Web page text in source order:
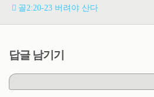
골2:20-23 버려야 산다
답글 남기기